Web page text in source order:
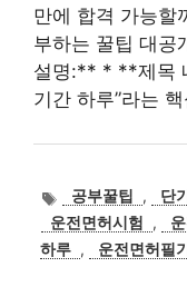
만에 합격 가능할
부하는 꿀팁 대
설명:** * **제목
기간 하루”라는
태
그
공부꿀팁 , 단
운전면허시험
,
하루 , 운전면허필